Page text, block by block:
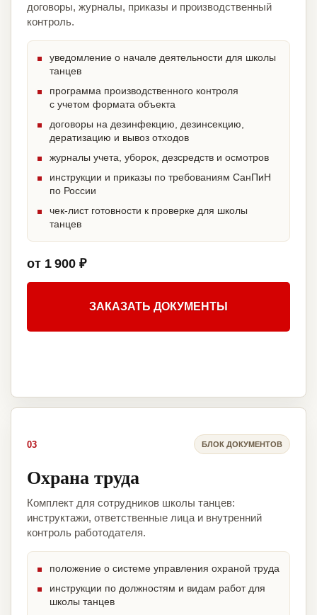
договоры, журналы, приказы и производственный
контроль.
уведомление о начале деятельности для школы
танцев
программа производственного контроля
с учетом формата объекта
договоры на дезинфекцию, дезинсекцию,
дератизацию и вывоз отходов
журналы учета, уборок, дезсредств и осмотров
инструкции и приказы по требованиям СанПиН
по России
чек-лист готовности к проверке для школы
танцев
от 1 900 ₽
ЗАКАЗАТЬ ДОКУМЕНТЫ
03 БЛОК ДОКУМЕНТОВ
Охрана труда
Комплект для сотрудников школы танцев:
инструктажи, ответственные лица и внутренний
контроль работодателя.
положение о системе управления охраной труда
инструкции по должностям и видам работ для
школы танцев